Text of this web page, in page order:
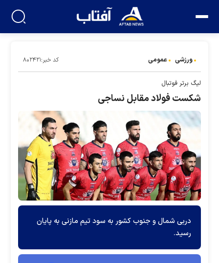
ورزشی عمومی کد خبر:۸۰۲۴۲۱
لیگ برتر فوتبال
شکست فولاد مقابل نساجی
دربی شمال و جنوب کشور به سود تیم مازنی به پایان
رسید.